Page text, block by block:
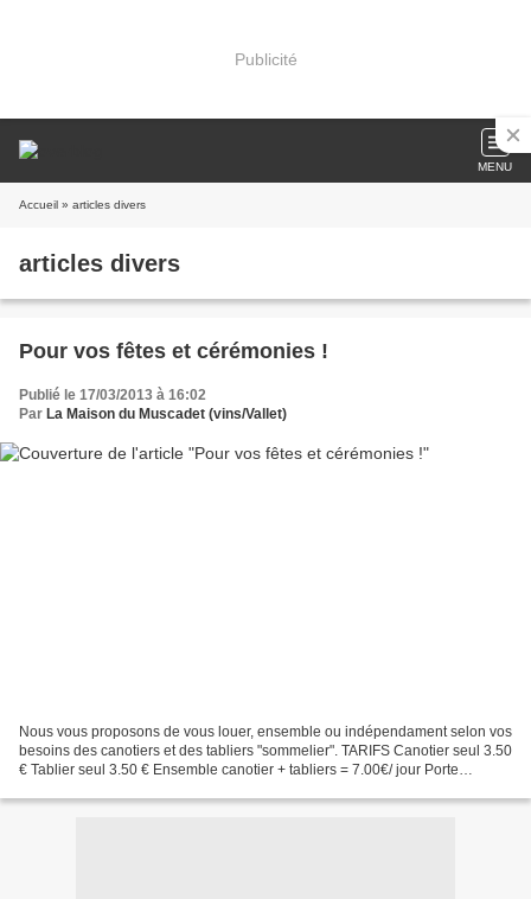
Publicité
MENU
Accueil » articles divers
articles divers
Pour vos fêtes et cérémonies !
Publié le 17/03/2013 à 16:02
Par La Maison du Muscadet (vins/Vallet)
Nous vous proposons de vous louer, ensemble ou indépendament selon vos
besoins des canotiers et des tabliers "sommelier". TARIFS Canotier seul 3.50
€ Tablier seul 3.50 € Ensemble canotier + tabliers = 7.00€/ jour Porte